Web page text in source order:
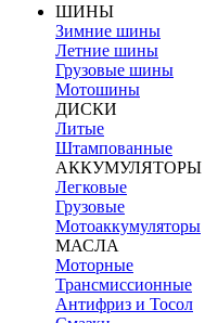
ШИНЫ
Зимние шины
Летние шины
Грузовые шины
Мотошины
ДИСКИ
Литые
Штампованные
АККУМУЛЯТОРЫ
Легковые
Грузовые
Мотоаккумуляторы
МАСЛА
Моторные
Трансмиссионные
Антифриз и Тосол